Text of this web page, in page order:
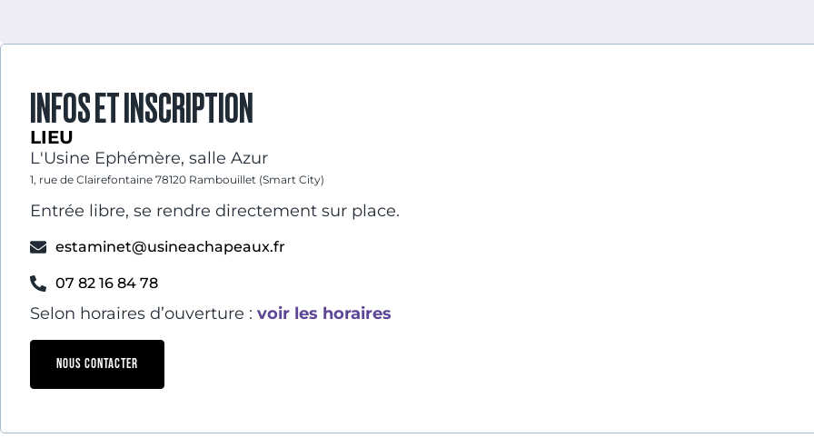
INFOS ET INSCRIPTION
LIEU
L'Usine Ephémère, salle Azur
1, rue de Clairefontaine 78120 Rambouillet (Smart City)
Entrée libre, se rendre directement sur place.
estaminet@usineachapeaux.fr
07 82 16 84 78
Selon horaires d’ouverture : voir les horaires
NOUS CONTACTER